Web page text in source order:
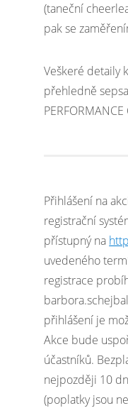
(taneční
pak se
Veškeré detaily
přehledně
Přihlášení na
registrační
přístupný na
uvedeného
registrace
přihlášení je
Akce bude
účastníků.
nejpozději 10
(poplatky jsou